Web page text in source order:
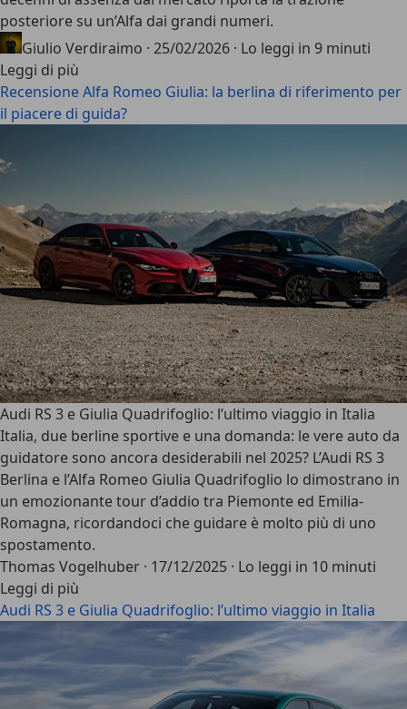
posteriore su un’Alfa dai grandi numeri.
Giulio Verdiraimo · 25/02/2026 · Lo leggi in 9 minuti
Leggi di più
Recensione Alfa Romeo Giulia: la berlina di riferimento per
il piacere di guida?
Audi RS 3 e Giulia Quadrifoglio: l’ultimo viaggio in Italia
Italia, due berline sportive e una domanda: le vere auto da
guidatore sono ancora desiderabili nel 2025? L’Audi RS 3
Berlina e l’Alfa Romeo Giulia Quadrifoglio lo dimostrano in
un emozionante tour d’addio tra Piemonte ed Emilia-
Romagna, ricordandoci che guidare è molto più di uno
spostamento.
Thomas Vogelhuber · 17/12/2025 · Lo leggi in 10 minuti
Leggi di più
Audi RS 3 e Giulia Quadrifoglio: l’ultimo viaggio in Italia